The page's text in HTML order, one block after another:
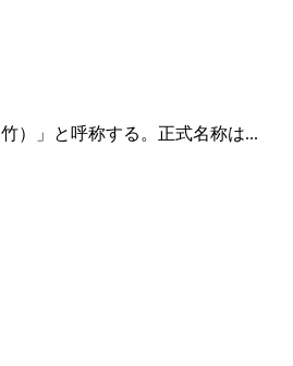
）」と呼称する。正式名称は...